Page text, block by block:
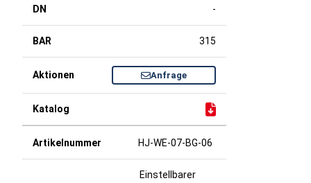
-
315
Anfrage
HJ-WE-07-BG-06
Einstellbarer